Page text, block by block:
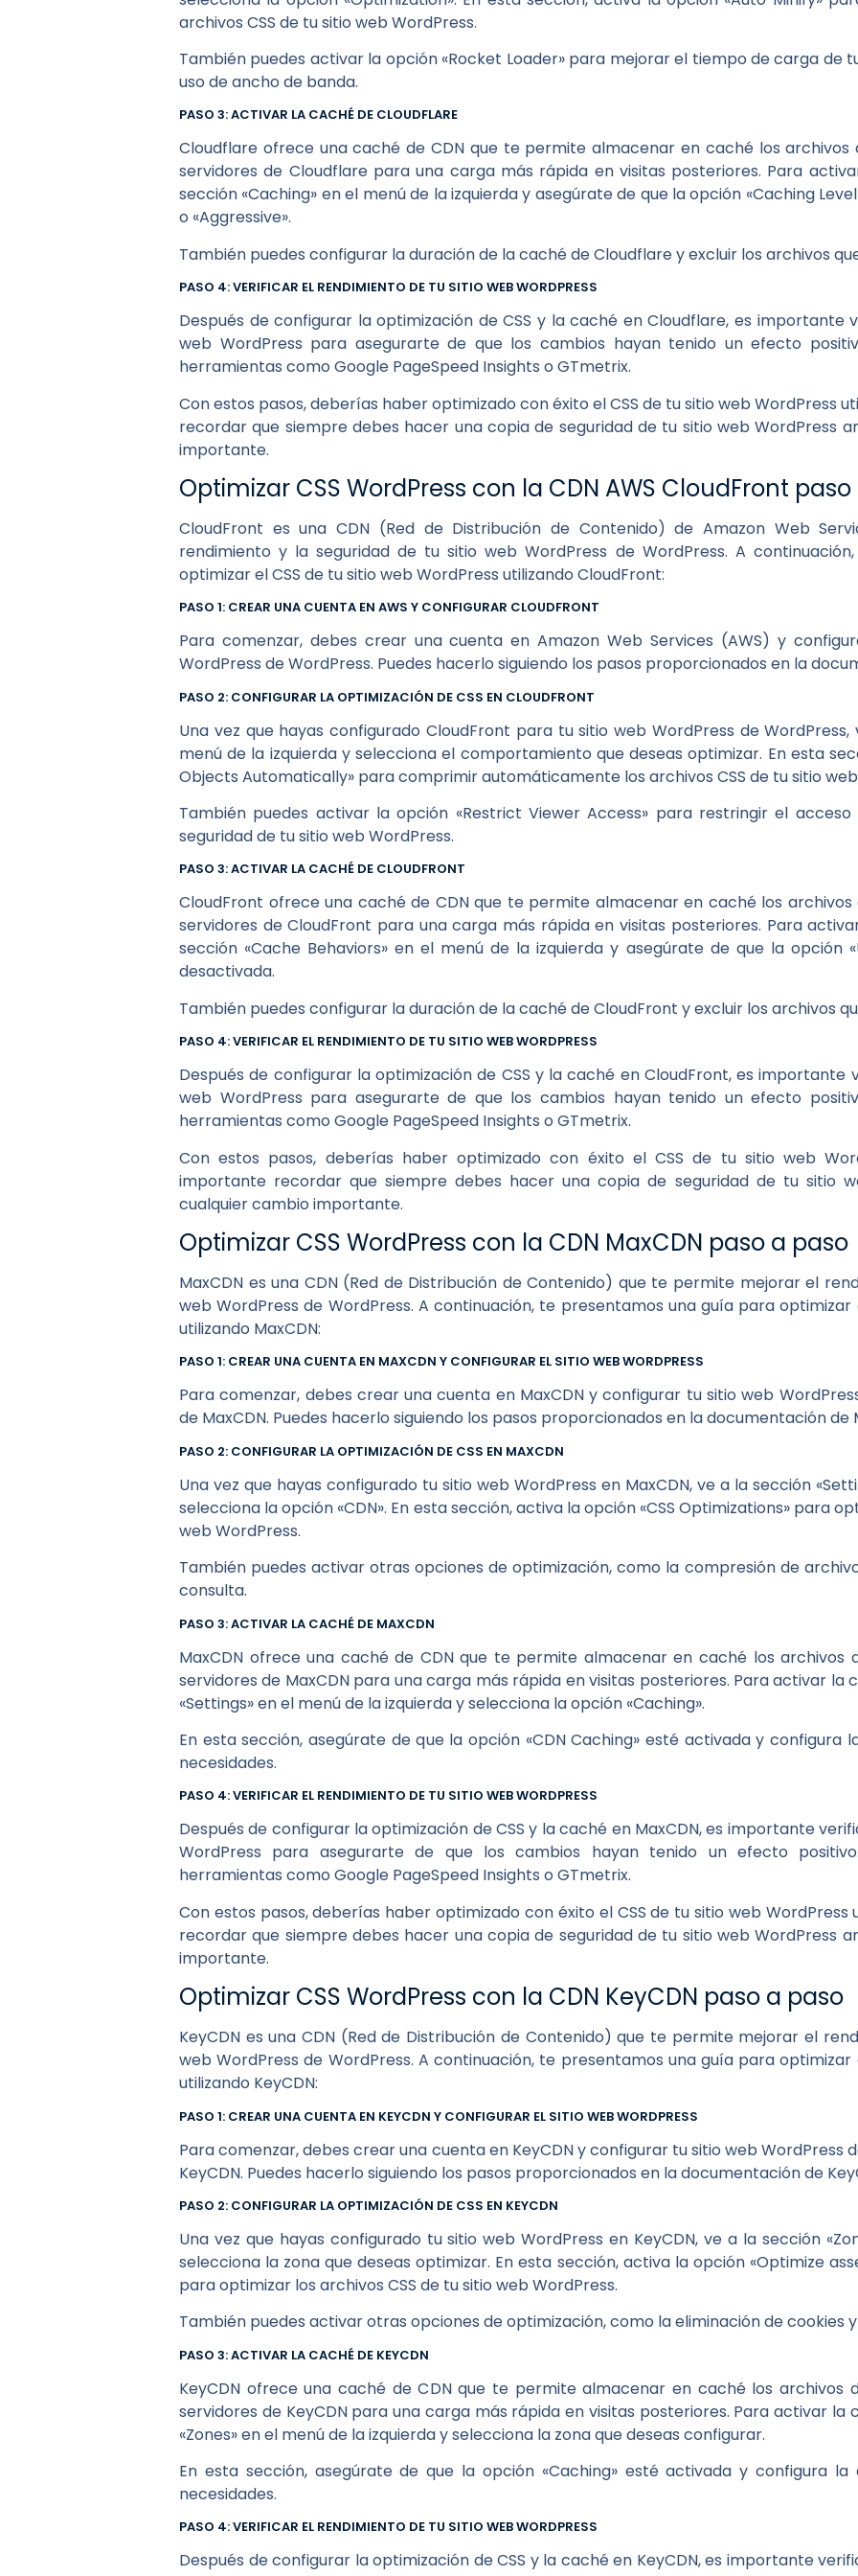
archivos CSS de tu sitio web WordPress.
También puedes activar la opción «Rocket Loader» para mejorar el tiempo de carga de
uso de ancho de banda.
PASO 3: ACTIVAR LA CACHÉ DE CLOUDFLARE
Cloudflare ofrece una caché de CDN que te permite almacenar en caché los archivos
servidores de Cloudflare para una carga más rápida en visitas posteriores. Para
sección «Caching» en el menú de la izquierda y asegúrate de que la opción «Caching
o «Aggressive».
También puedes configurar la duración de la caché de Cloudflare y excluir los archivos
PASO 4: VERIFICAR EL RENDIMIENTO DE TU SITIO WEB WORDPRESS
Después de configurar la optimización de CSS y la caché en Cloudflare, es
web WordPress para asegurarte de que los cambios hayan tenido un efecto
herramientas como Google PageSpeed Insights o GTmetrix.
Con estos pasos, deberías haber optimizado con éxito el CSS de tu sitio web WordPress
recordar que siempre debes hacer una copia de seguridad de tu sitio web WordPress
importante.
Optimizar CSS WordPress con la CDN AWS CloudFront
CloudFront es una CDN (Red de Distribución de Contenido) de Amazon Web
rendimiento y la seguridad de tu sitio web WordPress de WordPress. A
optimizar el CSS de tu sitio web WordPress utilizando CloudFront:
PASO 1: CREAR UNA CUENTA EN AWS Y CONFIGURAR CLOUDFRONT
Para comenzar, debes crear una cuenta en Amazon Web Services (AWS) y
WordPress de WordPress. Puedes hacerlo siguiendo los pasos proporcionados en la
PASO 2: CONFIGURAR LA OPTIMIZACIÓN DE CSS EN CLOUDFRONT
Una vez que hayas configurado CloudFront para tu sitio web WordPress de WordPress,
menú de la izquierda y selecciona el comportamiento que deseas optimizar. En esta
Objects Automatically» para comprimir automáticamente los archivos CSS de tu sitio
También puedes activar la opción «Restrict Viewer Access» para restringir el
seguridad de tu sitio web WordPress.
PASO 3: ACTIVAR LA CACHÉ DE CLOUDFRONT
CloudFront ofrece una caché de CDN que te permite almacenar en caché los
servidores de CloudFront para una carga más rápida en visitas posteriores. Para
sección «Cache Behaviors» en el menú de la izquierda y asegúrate de que la opción
desactivada.
También puedes configurar la duración de la caché de CloudFront y excluir los archivos
PASO 4: VERIFICAR EL RENDIMIENTO DE TU SITIO WEB WORDPRESS
Después de configurar la optimización de CSS y la caché en CloudFront, es
web WordPress para asegurarte de que los cambios hayan tenido un efecto
herramientas como Google PageSpeed Insights o GTmetrix.
Con estos pasos, deberías haber optimizado con éxito el CSS de tu sitio web
importante recordar que siempre debes hacer una copia de seguridad de tu sitio
cualquier cambio importante.
Optimizar CSS WordPress con la CDN MaxCDN paso a paso
MaxCDN es una CDN (Red de Distribución de Contenido) que te permite mejorar el
web WordPress de WordPress. A continuación, te presentamos una guía para optimizar
utilizando MaxCDN:
PASO 1: CREAR UNA CUENTA EN MAXCDN Y CONFIGURAR EL SITIO WEB WORDPRESS
Para comenzar, debes crear una cuenta en MaxCDN y configurar tu sitio web
de MaxCDN. Puedes hacerlo siguiendo los pasos proporcionados en la documentación de
PASO 2: CONFIGURAR LA OPTIMIZACIÓN DE CSS EN MAXCDN
Una vez que hayas configurado tu sitio web WordPress en MaxCDN, ve a la sección
selecciona la opción «CDN». En esta sección, activa la opción «CSS Optimizations» para
web WordPress.
También puedes activar otras opciones de optimización, como la compresión de
consulta.
PASO 3: ACTIVAR LA CACHÉ DE MAXCDN
MaxCDN ofrece una caché de CDN que te permite almacenar en caché los archivos
servidores de MaxCDN para una carga más rápida en visitas posteriores. Para activar la
«Settings» en el menú de la izquierda y selecciona la opción «Caching».
En esta sección, asegúrate de que la opción «CDN Caching» esté activada y configura
necesidades.
PASO 4: VERIFICAR EL RENDIMIENTO DE TU SITIO WEB WORDPRESS
Después de configurar la optimización de CSS y la caché en MaxCDN, es importante
WordPress para asegurarte de que los cambios hayan tenido un efecto
herramientas como Google PageSpeed Insights o GTmetrix.
Con estos pasos, deberías haber optimizado con éxito el CSS de tu sitio web WordPress
recordar que siempre debes hacer una copia de seguridad de tu sitio web WordPress
importante.
Optimizar CSS WordPress con la CDN KeyCDN paso a paso
KeyCDN es una CDN (Red de Distribución de Contenido) que te permite mejorar el
web WordPress de WordPress. A continuación, te presentamos una guía para optimizar
utilizando KeyCDN:
PASO 1: CREAR UNA CUENTA EN KEYCDN Y CONFIGURAR EL SITIO WEB WORDPRESS
Para comenzar, debes crear una cuenta en KeyCDN y configurar tu sitio web WordPress
KeyCDN. Puedes hacerlo siguiendo los pasos proporcionados en la documentación de
PASO 2: CONFIGURAR LA OPTIMIZACIÓN DE CSS EN KEYCDN
Una vez que hayas configurado tu sitio web WordPress en KeyCDN, ve a la sección
selecciona la zona que deseas optimizar. En esta sección, activa la opción «Optimize
para optimizar los archivos CSS de tu sitio web WordPress.
También puedes activar otras opciones de optimización, como la eliminación de cookies
PASO 3: ACTIVAR LA CACHÉ DE KEYCDN
KeyCDN ofrece una caché de CDN que te permite almacenar en caché los archivos
servidores de KeyCDN para una carga más rápida en visitas posteriores. Para activar la
«Zones» en el menú de la izquierda y selecciona la zona que deseas configurar.
En esta sección, asegúrate de que la opción «Caching» esté activada y configura
necesidades.
PASO 4: VERIFICAR EL RENDIMIENTO DE TU SITIO WEB WORDPRESS
Después de configurar la optimización de CSS y la caché en KeyCDN, es importante